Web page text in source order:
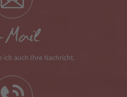
ich auch Ihre Nachricht.